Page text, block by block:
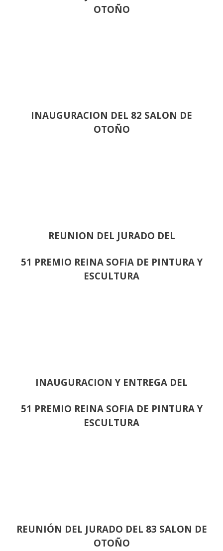
OTOÑO
INAUGURACION DEL 82 SALON DE
OTOÑO
REUNION DEL JURADO DEL
51 PREMIO REINA SOFIA DE PINTURA Y
ESCULTURA
INAUGURACION Y ENTREGA DEL
51 PREMIO REINA SOFIA DE PINTURA Y
ESCULTURA
REUNIÓN DEL JURADO DEL 83 SALON DE
OTOÑO